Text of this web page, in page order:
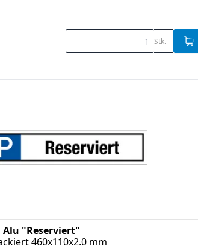
Stk.
"Reserviert"
460x110x2.0 mm